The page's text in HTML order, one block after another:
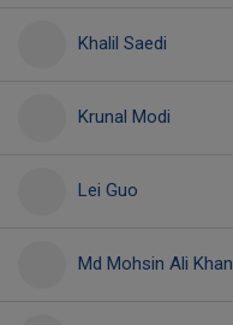
Khalil Saedi
Krunal Modi
Lei Guo
Md Mohsin Ali Khan